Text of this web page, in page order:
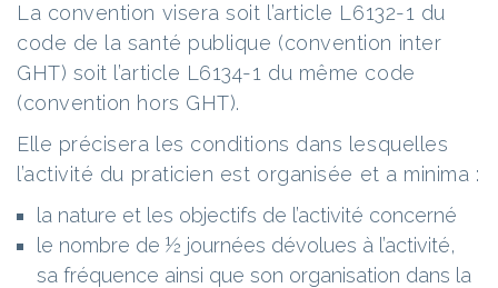
La convention visera soit l’article L6132-1 du
code de la santé publique (convention inter
GHT) soit l’article L6134-1 du même code
(convention hors GHT).
Elle précisera les conditions dans lesquelles
l’activité du praticien est organisée et a minima :
la nature et les objectifs de l’activité concerné
le nombre de ½ journées dévolues à l’activité,
sa fréquence ainsi que son organisation dans la